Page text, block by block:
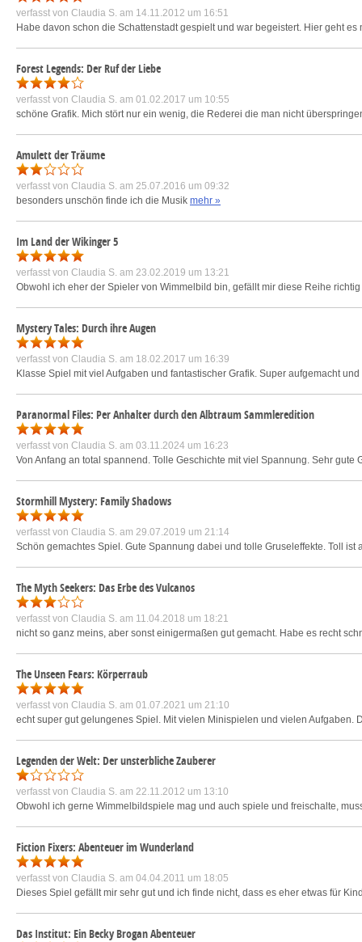
verfasst von Claudia S. am 14.11.2012 um 16:51
Habe davon schon die Schattenstadt gespielt und war begeistert. Hier geht
Forest Legends: Der Ruf der Liebe
verfasst von Claudia S. am 01.02.2017 um 10:55
schöne Grafik. Mich stört nur ein wenig, die Rederei die man nicht
Amulett der Träume
verfasst von Claudia S. am 25.07.2016 um 09:32
besonders unschön finde ich die Musik mehr »
Im Land der Wikinger 5
verfasst von Claudia S. am 23.02.2019 um 13:21
Obwohl ich eher der Spieler von Wimmelbild bin, gefällt mir diese Reihe
Mystery Tales: Durch ihre Augen
verfasst von Claudia S. am 18.02.2017 um 16:39
Klasse Spiel mit viel Aufgaben und fantastischer Grafik. Super aufgemacht
Paranormal Files: Per Anhalter durch den Albtraum Sammleredition
verfasst von Claudia S. am 03.11.2024 um 16:23
Von Anfang an total spannend. Tolle Geschichte mit viel Spannung. Sehr
Stormhill Mystery: Family Shadows
verfasst von Claudia S. am 29.07.2019 um 21:14
Schön gemachtes Spiel. Gute Spannung dabei und tolle Gruseleffekte. Toll
The Myth Seekers: Das Erbe des Vulcanos
verfasst von Claudia S. am 11.04.2018 um 18:21
nicht so ganz meins, aber sonst einigermaßen gut gemacht. Habe es recht
The Unseen Fears: Körperraub
verfasst von Claudia S. am 01.07.2021 um 21:10
echt super gut gelungenes Spiel. Mit vielen Minispielen und vielen
Legenden der Welt: Der unsterbliche Zauberer
verfasst von Claudia S. am 22.11.2012 um 13:10
Obwohl ich gerne Wimmelbildspiele mag und auch spiele und freischalte,
Fiction Fixers: Abenteuer im Wunderland
verfasst von Claudia S. am 04.04.2011 um 18:05
Dieses Spiel gefällt mir sehr gut und ich finde nicht, dass es eher etwas für
Das Institut: Ein Becky Brogan Abenteuer